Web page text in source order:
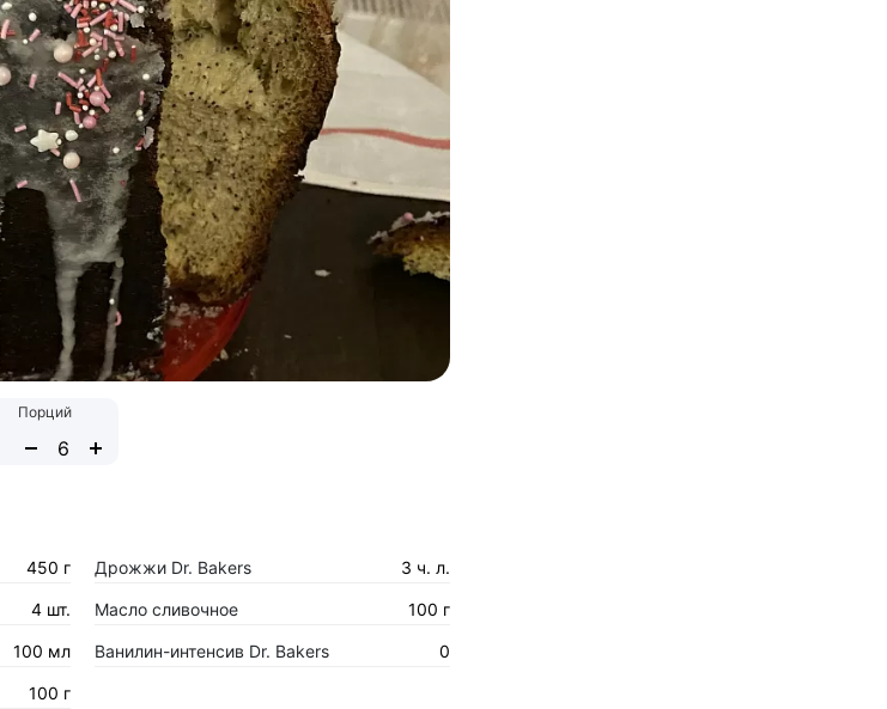
Порций
450 г Дрожжи Dr. Bakers 3 ч. л.
4 шт. Масло сливочное 100 г
100 мл Ванилин-интенсив Dr. Bakers 0
100 г